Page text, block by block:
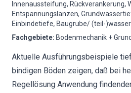
Innenaussteifung, Rückverankerung,
Entspannungslanzen,
Einbindetiefe, Baugrube/ (teil-
Fachgebiete: Bodenmechanik +
Aktuelle Ausführungsbeispiele
bindigen Böden zeigen, daß bei
Regellösung Anwendung